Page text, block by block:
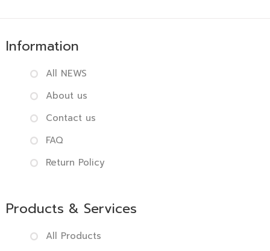
Information
All NEWS
About us
Contact us
FAQ
Return Policy
Products & Services
All Products